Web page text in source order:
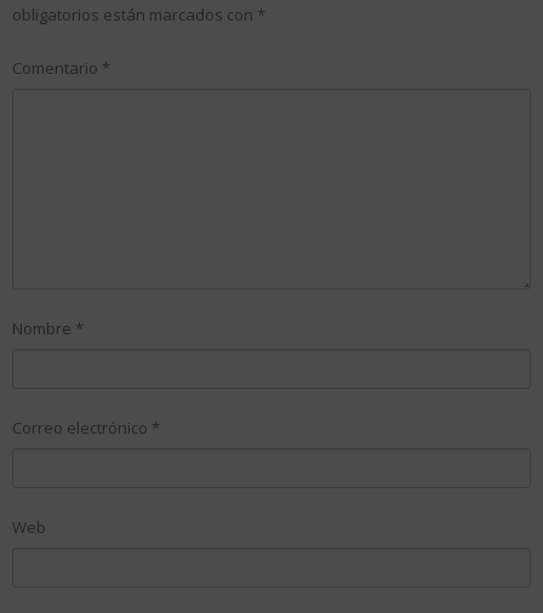
obligatorios están marcados con *
Comentario *
Nombre *
Correo electrónico *
Web